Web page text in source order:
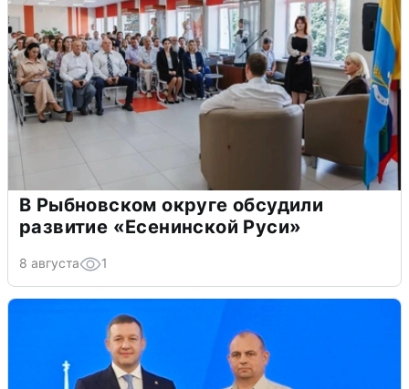
В Рыбновском округе обсудили
развитие «Есенинской Руси»
8 августа 1